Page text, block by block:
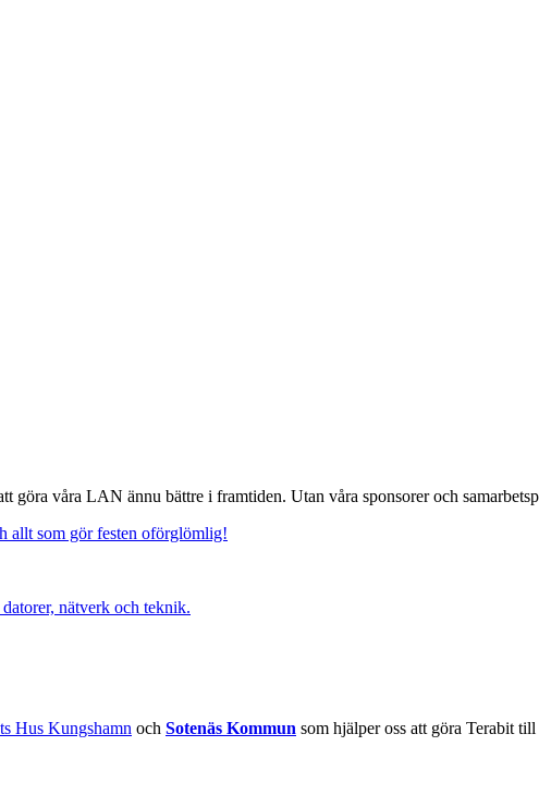
våra LAN ännu bättre i framtiden. Utan våra sponsorer och
allt som gör festen oförglömlig!
nätverk och teknik.
Hus Kungshamn och Sotenäs Kommun som hjälper oss att göra Terabit